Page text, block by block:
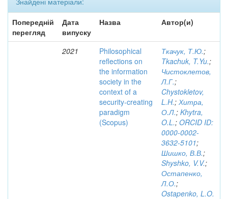
Попередній
перегляд
Дата
випуску
Назва Автор(и)
2021
Philosophical
reflections on
the information
society in the
context of a
security-creating
paradigm
(Scopus)
Ткачук, Т.Ю.;
Tkachuk, T.Yu.;
Чистоклетов,
Л.Г.;
Chystokletov,
L.H.; Хитра,
О.Л.; Khytra,
O.L.; ORCID ID:
0000-0002-
3632-5101;
Шишко, В.В.;
Shyshko, V.V.;
Остапенко,
Л.О.;
Ostapenko, L.O.